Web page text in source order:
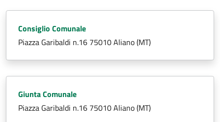
Consiglio Comunale
Piazza Garibaldi n.16 75010 Aliano (MT)
Giunta Comunale
Piazza Garibaldi n.16 75010 Aliano (MT)